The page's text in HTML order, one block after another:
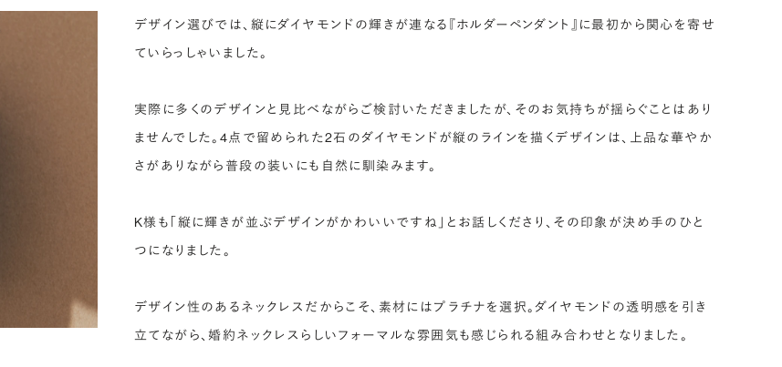
デザイン選びでは、縦にダイヤモンドの輝きが連なる『ホルダーペンダント』に最初から関心を寄せ
ていらっしゃいました。
実際に多くのデザインと見比べながらご検討いただきましたが、そのお気持ちが揺らぐことはあり
ませんでした。4点で留められた2石のダイヤモンドが縦のラインを描くデザインは、上品な華やか
さがありながら普段の装いにも自然に馴染みます。
K様も「縦に輝きが並ぶデザインがかわいいですね」とお話しくださり、その印象が決め手のひと
つになりました。
デザイン性のあるネックレスだからこそ、素材にはプラチナを選択。ダイヤモンドの透明感を引き
立てながら、婚約ネックレスらしいフォーマルな雰囲気も感じられる組み合わせとなりました。